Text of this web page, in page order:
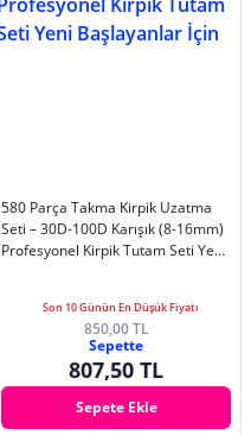
580 Parça Takma Kirpik Uzatma
Seti – 30D-100D Karışık (8-16mm)
Profesyonel Kirpik Tutam Seti Yeni
Son 10 Günün En Düşük Fiyatı
850,00 TL
Sepette
807,50 TL
Sepete Ekle